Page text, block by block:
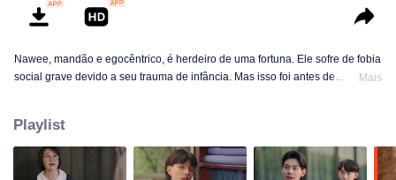
Nawee, mandão e egocêntrico, é herdeiro de uma fortuna. Ele sofre de fobia
social grave devido a seu trauma de infância. Mas isso foi antes de
medida para toda a vida.
Mais
Playlist